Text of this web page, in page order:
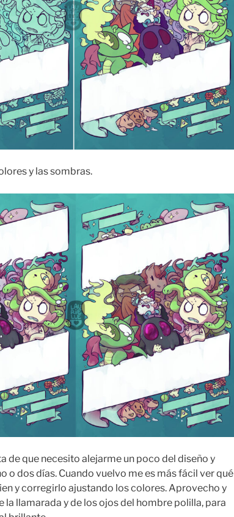
y las sombras.
de que necesito alejarme un poco del diseño y
o dos días. Cuando vuelvo me es más fácil ver qué
y corregirlo ajustando los colores. Aprovecho y
la llamarada y de los ojos del hombre polilla, para